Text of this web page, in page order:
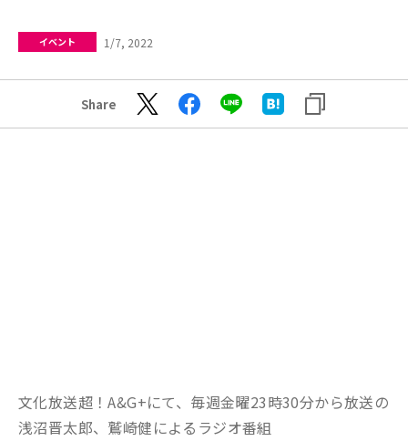
イベント 1/7, 2022
Share
文化放送超！A&G+にて、毎週金曜23時30分から放送の
浅沼晋太郎、鷲崎健によるラジオ番組